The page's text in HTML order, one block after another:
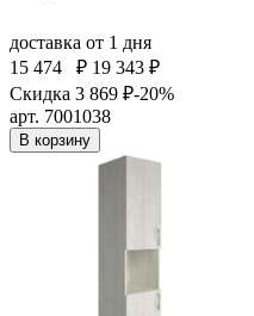
доставка от 1 дня
15 474
₽ 19 343 ₽
Скидка 3 869 ₽-20%
арт. 7001038
В корзину